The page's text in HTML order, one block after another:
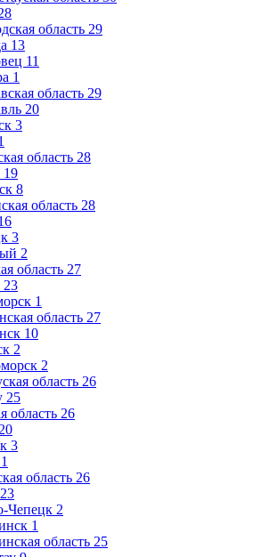
область 29
13
11
1
область 29
20
3
область 28
19
8
область 28
3
2
область 27
23
1
область 27
10
2
2
область 26
25
область 26
20
3
1
область 26
23
Чепецк 2
1
область 25